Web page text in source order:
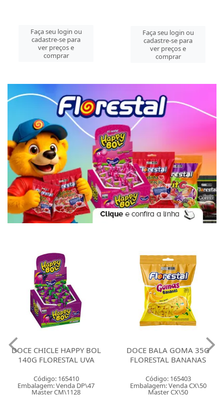
Faça seu login ou
cadastre-se para
ver preços e
comprar
Faça seu login ou
cadastre-se para
ver preços e
comprar
DOCE CHICLE HAPPY BOL
140G FLORESTAL UVA
Código: 165410
Embalagem: Venda DP\47
Master CM\1128
DOCE BALA GOMA 35G
FLORESTAL BANANAS
Código: 165403
Embalagem: Venda CX\50
Master CX\50